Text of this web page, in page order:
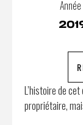
Année
L’histoire de
propriétaire,